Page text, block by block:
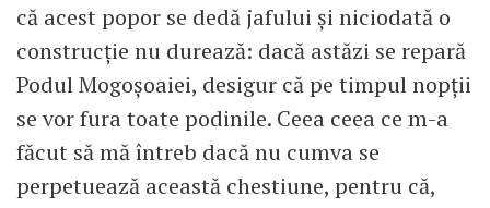
că acest popor se dedă jafului și niciodată o
construcție nu durează: dacă astăzi se repară
Podul Mogoșoaiei, desigur că pe timpul nopții
se vor fura toate podinile. Ceea ceea ce m-a
făcut să mă întreb dacă nu cumva se
perpetuează această chestiune, pentru că,